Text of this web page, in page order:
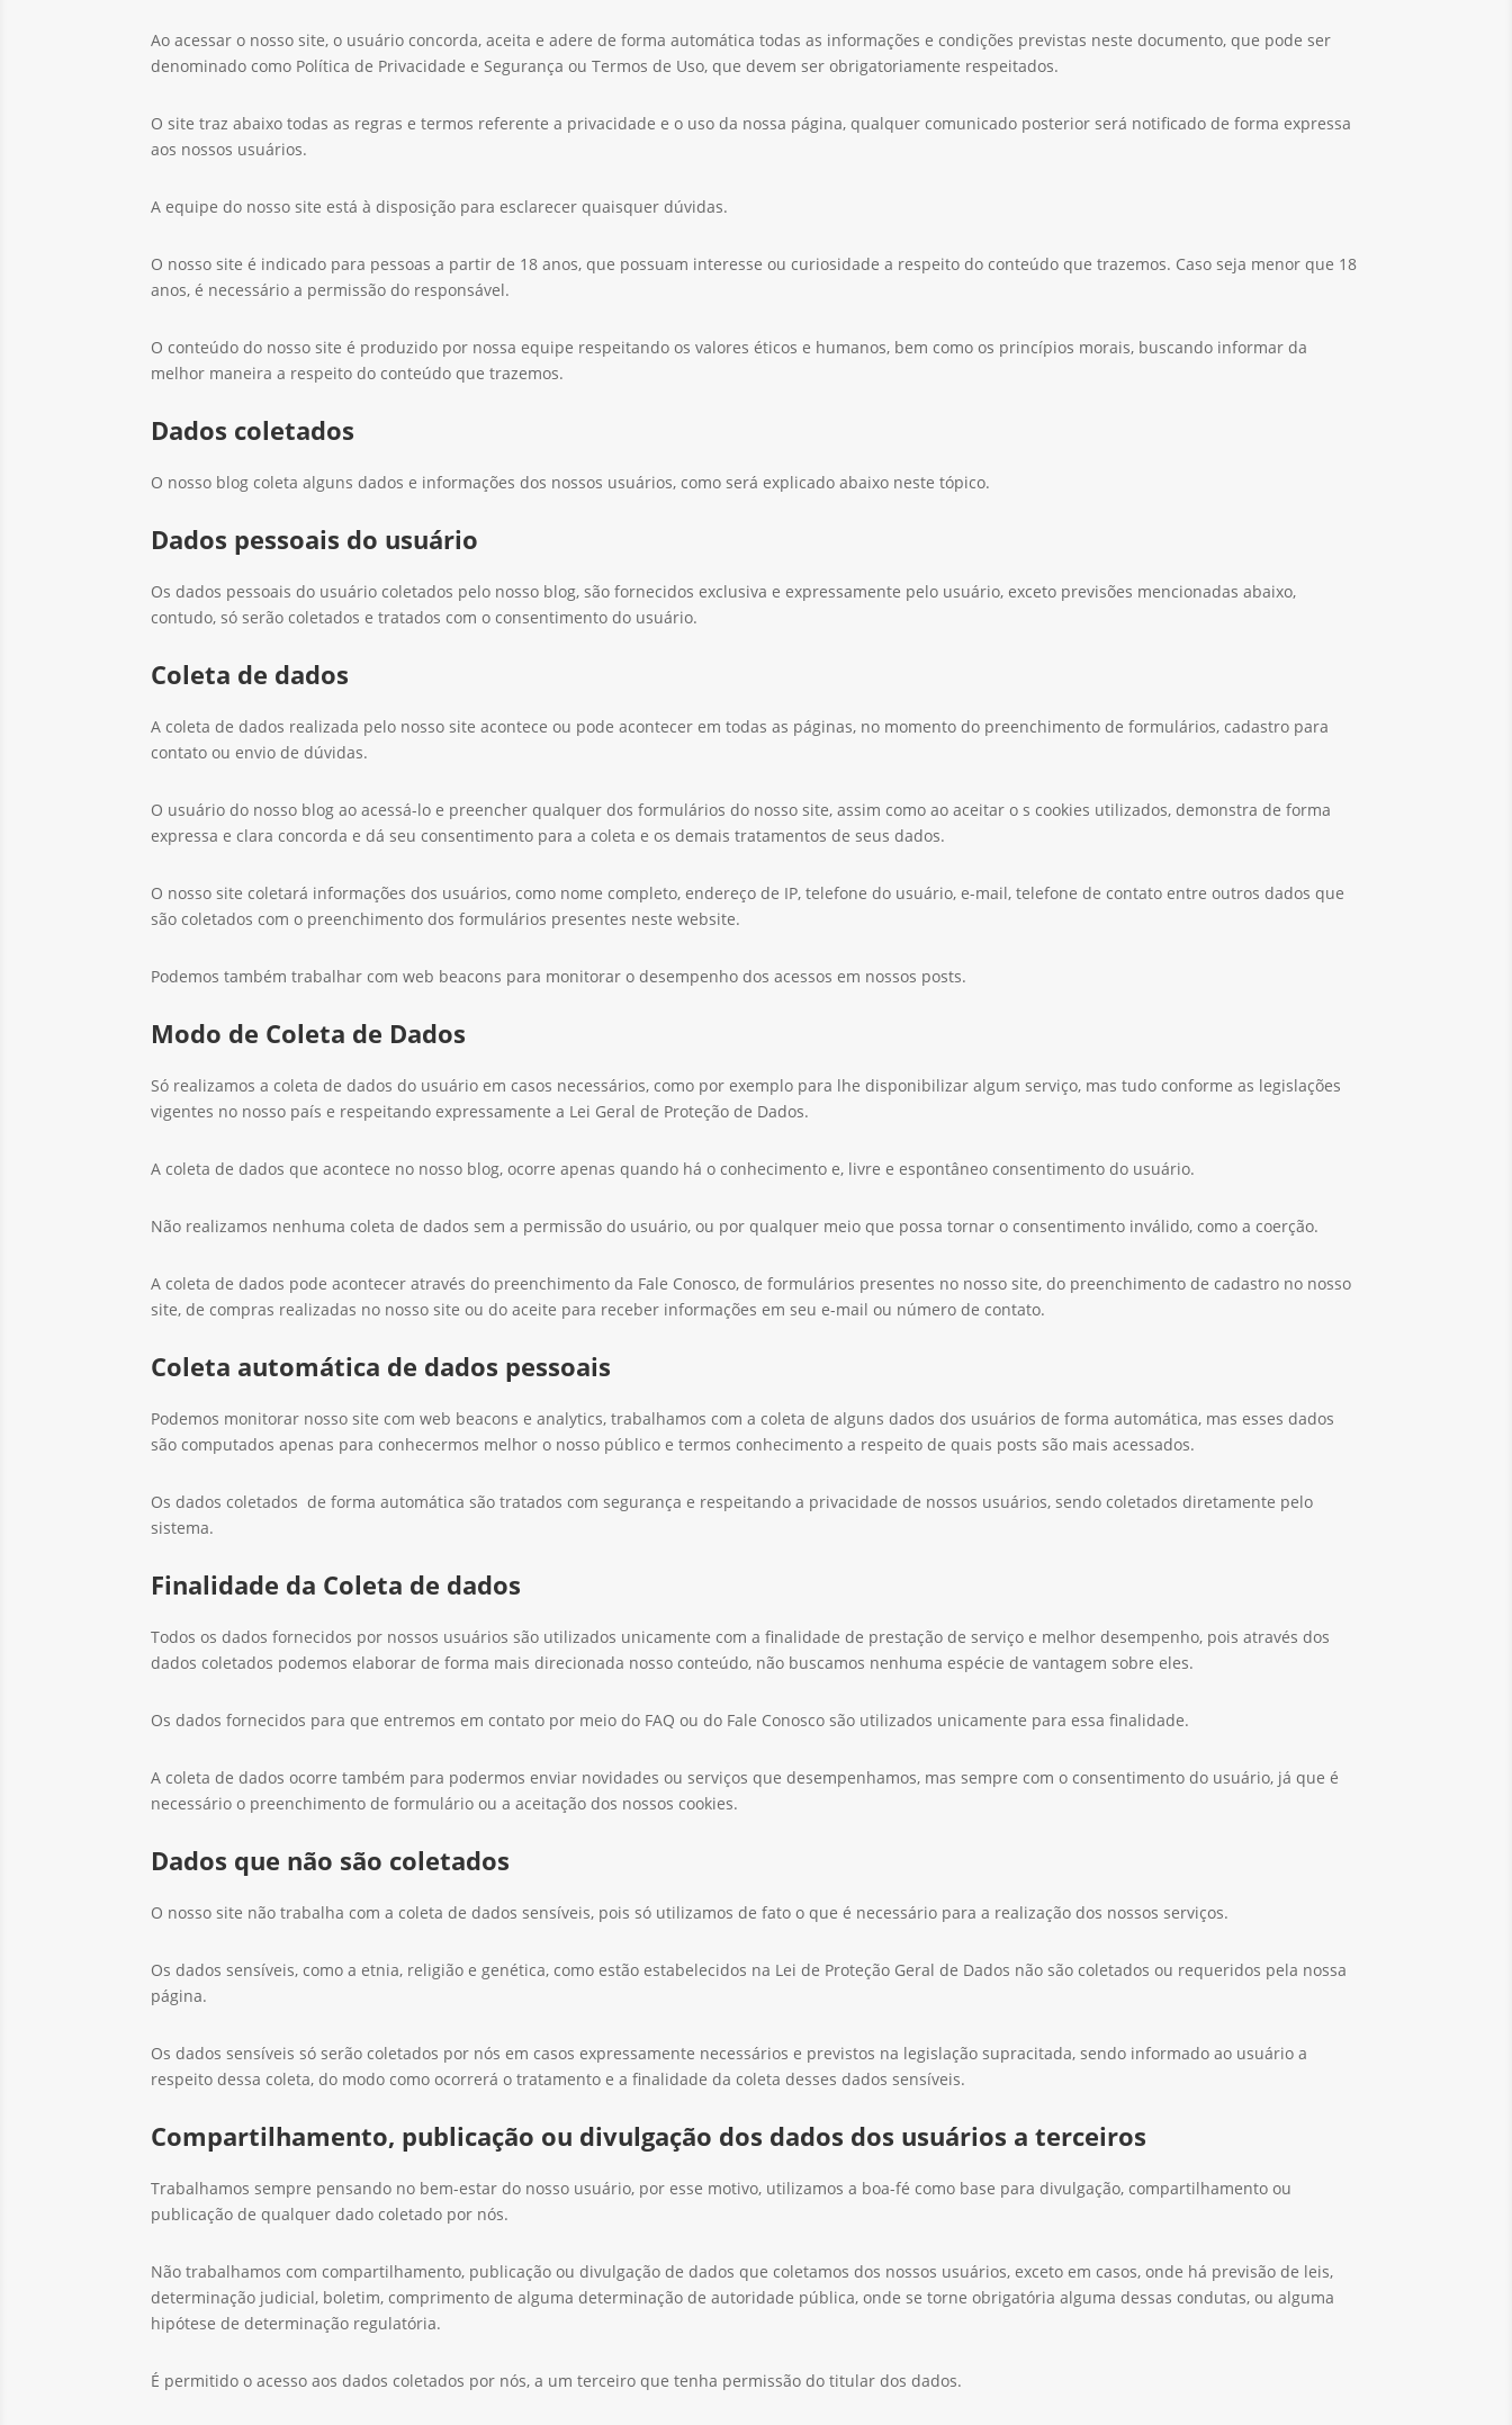
Ao acessar o nosso site, o usuário concorda, aceita e adere de forma automática todas as informações e condições previstas neste documento, que pode ser
denominado como Política de Privacidade e Segurança ou Termos de Uso, que devem ser obrigatoriamente respeitados.
O site traz abaixo todas as regras e termos referente a privacidade e o uso da nossa página, qualquer comunicado posterior será notificado de forma expressa
aos nossos usuários.
A equipe do nosso site está à disposição para esclarecer quaisquer dúvidas.
O nosso site é indicado para pessoas a partir de 18 anos, que possuam interesse ou curiosidade a respeito do conteúdo que trazemos. Caso seja menor que 18
anos, é necessário a permissão do responsável.
O conteúdo do nosso site é produzido por nossa equipe respeitando os valores éticos e humanos, bem como os princípios morais, buscando informar da
melhor maneira a respeito do conteúdo que trazemos.
Dados coletados
O nosso blog coleta alguns dados e informações dos nossos usuários, como será explicado abaixo neste tópico.
Dados pessoais do usuário
Os dados pessoais do usuário coletados pelo nosso blog, são fornecidos exclusiva e expressamente pelo usuário, exceto previsões mencionadas abaixo,
contudo, só serão coletados e tratados com o consentimento do usuário.
Coleta de dados
A coleta de dados realizada pelo nosso site acontece ou pode acontecer em todas as páginas, no momento do preenchimento de formulários, cadastro para
contato ou envio de dúvidas.
O usuário do nosso blog ao acessá-lo e preencher qualquer dos formulários do nosso site, assim como ao aceitar o s cookies utilizados, demonstra de forma
expressa e clara concorda e dá seu consentimento para a coleta e os demais tratamentos de seus dados.
O nosso site coletará informações dos usuários, como nome completo, endereço de IP, telefone do usuário, e-mail, telefone de contato entre outros dados que
são coletados com o preenchimento dos formulários presentes neste website.
Podemos também trabalhar com web beacons para monitorar o desempenho dos acessos em nossos posts.
Modo de Coleta de Dados
Só realizamos a coleta de dados do usuário em casos necessários, como por exemplo para lhe disponibilizar algum serviço, mas tudo conforme as legislações
vigentes no nosso país e respeitando expressamente a Lei Geral de Proteção de Dados.
A coleta de dados que acontece no nosso blog, ocorre apenas quando há o conhecimento e, livre e espontâneo consentimento do usuário.
Não realizamos nenhuma coleta de dados sem a permissão do usuário, ou por qualquer meio que possa tornar o consentimento inválido, como a coerção.
A coleta de dados pode acontecer através do preenchimento da Fale Conosco, de formulários presentes no nosso site, do preenchimento de cadastro no nosso
site, de compras realizadas no nosso site ou do aceite para receber informações em seu e-mail ou número de contato.
Coleta automática de dados pessoais
Podemos monitorar nosso site com web beacons e analytics, trabalhamos com a coleta de alguns dados dos usuários de forma automática, mas esses dados
são computados apenas para conhecermos melhor o nosso público e termos conhecimento a respeito de quais posts são mais acessados.
Os dados coletados de forma automática são tratados com segurança e respeitando a privacidade de nossos usuários, sendo coletados diretamente pelo
sistema.
Finalidade da Coleta de dados
Todos os dados fornecidos por nossos usuários são utilizados unicamente com a finalidade de prestação de serviço e melhor desempenho, pois através dos
dados coletados podemos elaborar de forma mais direcionada nosso conteúdo, não buscamos nenhuma espécie de vantagem sobre eles.
Os dados fornecidos para que entremos em contato por meio do FAQ ou do Fale Conosco são utilizados unicamente para essa finalidade.
A coleta de dados ocorre também para podermos enviar novidades ou serviços que desempenhamos, mas sempre com o consentimento do usuário, já que é
necessário o preenchimento de formulário ou a aceitação dos nossos cookies.
Dados que não são coletados
O nosso site não trabalha com a coleta de dados sensíveis, pois só utilizamos de fato o que é necessário para a realização dos nossos serviços.
Os dados sensíveis, como a etnia, religião e genética, como estão estabelecidos na Lei de Proteção Geral de Dados não são coletados ou requeridos pela nossa
página.
Os dados sensíveis só serão coletados por nós em casos expressamente necessários e previstos na legislação supracitada, sendo informado ao usuário a
respeito dessa coleta, do modo como ocorrerá o tratamento e a finalidade da coleta desses dados sensíveis.
Compartilhamento, publicação ou divulgação dos dados dos usuários a terceiros
Trabalhamos sempre pensando no bem-estar do nosso usuário, por esse motivo, utilizamos a boa-fé como base para divulgação, compartilhamento ou
publicação de qualquer dado coletado por nós.
Não trabalhamos com compartilhamento, publicação ou divulgação de dados que coletamos dos nossos usuários, exceto em casos, onde há previsão de leis,
determinação judicial, boletim, comprimento de alguma determinação de autoridade pública, onde se torne obrigatória alguma dessas condutas, ou alguma
hipótese de determinação regulatória.
É permitido o acesso aos dados coletados por nós, a um terceiro que tenha permissão do titular dos dados.